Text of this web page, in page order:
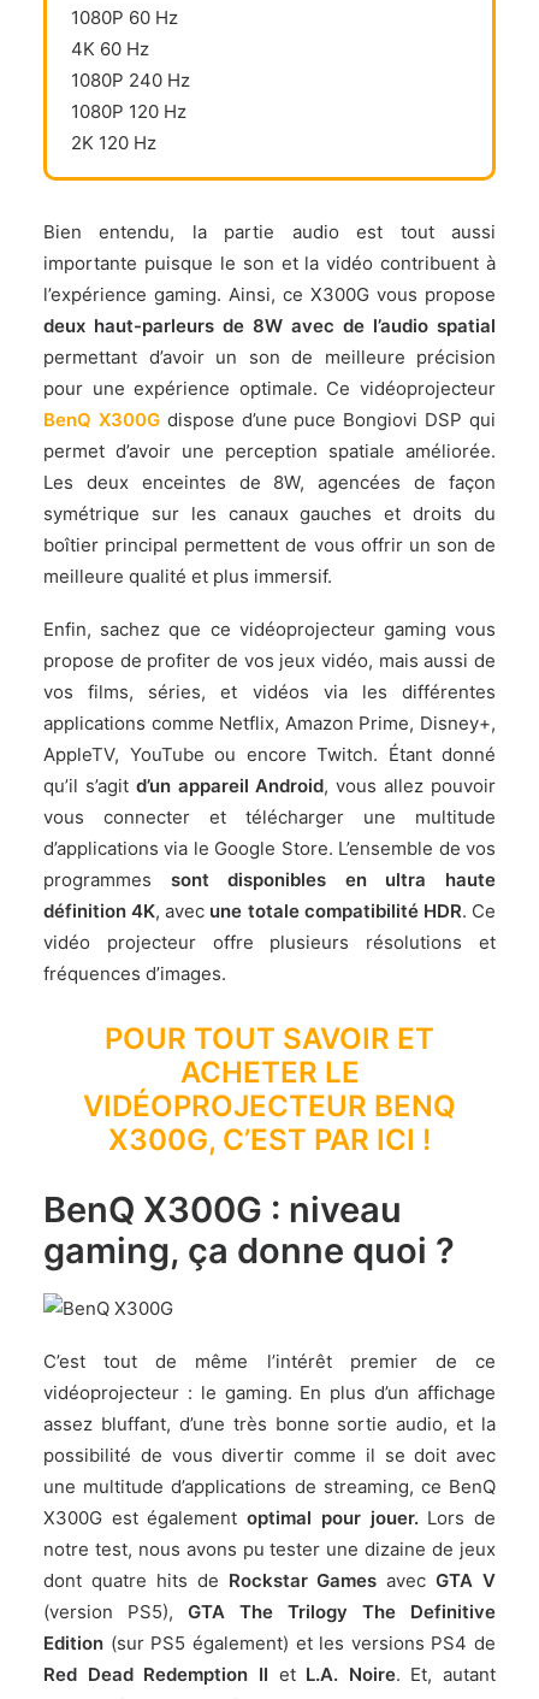
1080P 60 Hz
4K 60 Hz
1080P 240 Hz
1080P 120 Hz
2K 120 Hz
Bien entendu, la partie audio est tout aussi
importante puisque le son et la vidéo contribuent à
l’expérience gaming. Ainsi, ce X300G vous propose
deux haut-parleurs de 8W avec de l’audio spatial
permettant d’avoir un son de meilleure précision
pour une expérience optimale. Ce vidéoprojecteur
BenQ X300Gdispose d’une puce Bongiovi DSP qui
permet d’avoir une perception spatiale améliorée.
Les deux enceintes de 8W, agencées de façon
symétrique sur les canaux gauches et droits du
boîtier principal permettent de vous offrir un son de
meilleure qualité et plus immersif.
Enfin, sachez que ce vidéoprojecteur gaming vous
propose de profiter de vos jeux vidéo, mais aussi de
vos films, séries, et vidéos via les différentes
applications comme Netflix, Amazon Prime, Disney+,
AppleTV, YouTube ou encore Twitch. Étant donné
qu’il s’agit d’un appareil Android, vous allez pouvoir
vous connecter et télécharger une multitude
d’applications via le Google Store. L’ensemble de vos
programmes sont disponibles en ultra haute
définition 4K, avec une totale compatibilité HDR. Ce
vidéo projecteur offre plusieurs résolutions et
fréquences d’images.
POUR TOUT SAVOIR ET
ACHETER LE
VIDÉOPROJECTEUR BENQ
X300G, C’EST PAR ICI !
BenQ X300G : niveau
gaming, ça donne quoi ?
C’est tout de même l’intérêt premier de ce
vidéoprojecteur : le gaming. En plus d’un affichage
assez bluffant, d’une très bonne sortie audio, et la
possibilité de vous divertir comme il se doit avec
une multitude d’applications de streaming, ce BenQ
X300G est égalementoptimal pour jouer.Lors de
notre test, nous avons pu tester une dizaine de jeux
dont quatre hits de Rockstar Games avecGTA V
(version PS5), GTA The Trilogy The Definitive
Edition (sur PS5 également) et les versions PS4 de
Red Dead Redemption II et L.A. Noire. Et, autant